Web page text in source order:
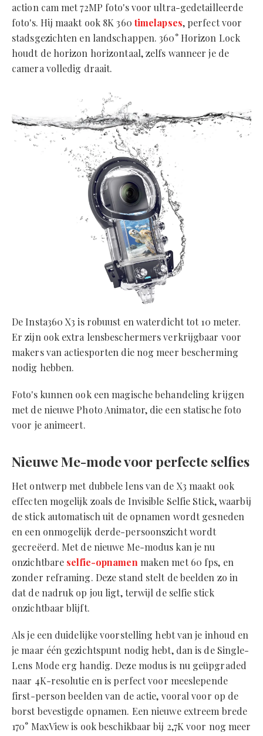
action cam met 72MP foto's voor ultra-gedetailleerde
foto's. Hij maakt ook 8K 360timelapses, perfect voor
stadsgezichten en landschappen. 360° Horizon Lock
houdt de horizon horizontaal, zelfs wanneer je de
camera volledig draait.
De Insta360 X3 is robuust en waterdicht tot 10 meter.
Er zijn ook extra lensbeschermers verkrijgbaar voor
makers van actiesporten die nog meer bescherming
nodig hebben.
Foto's kunnen ook een magische behandeling krijgen
met de nieuwe Photo Animator, die een statische foto
voor je animeert.
Nieuwe Me-mode voor perfecte selfies
Het ontwerp met dubbele lens van de X3 maakt ook
effecten mogelijk zoals de Invisible Selfie Stick, waarbij
de stick automatisch uit de opnamen wordt gesneden
en een onmogelijk derde-persoonszicht wordt
gecreëerd. Met de nieuwe Me-modus kan je nu
onzichtbare selfie-opnamen maken met 60 fps, en
zonder reframing. Deze stand stelt de beelden zo in
dat de nadruk op jou ligt, terwijl de selfie stick
onzichtbaar blijft.
Als je een duidelijke voorstelling hebt van je inhoud en
je maar één gezichtspunt nodig hebt, dan is de Single-
Lens Mode erg handig. Deze modus is nu geüpgraded
naar 4K-resolutie en is perfect voor meeslepende
first-person beelden van de actie, vooral voor op de
borst bevestigde opnamen. Een nieuwe extreem brede
170° MaxView is ook beschikbaar bij 2,7K voor nog meer